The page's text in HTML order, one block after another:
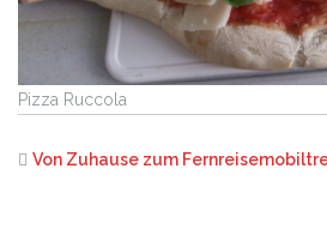
Pizza Ruccola
Von Zuhause zum